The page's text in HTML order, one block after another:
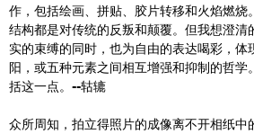
作，包括绘画、拼贴、胶片转移和火焰燃烧
结构都是对传统的反叛和颠覆。但我想澄清
实的束缚的同时，也为自由的表达喝彩，体
阳，或五种元素之间相互增强和抑制的哲学
括这一点。--轱辘
众所周知，拍立得照片的成像离不开相纸中